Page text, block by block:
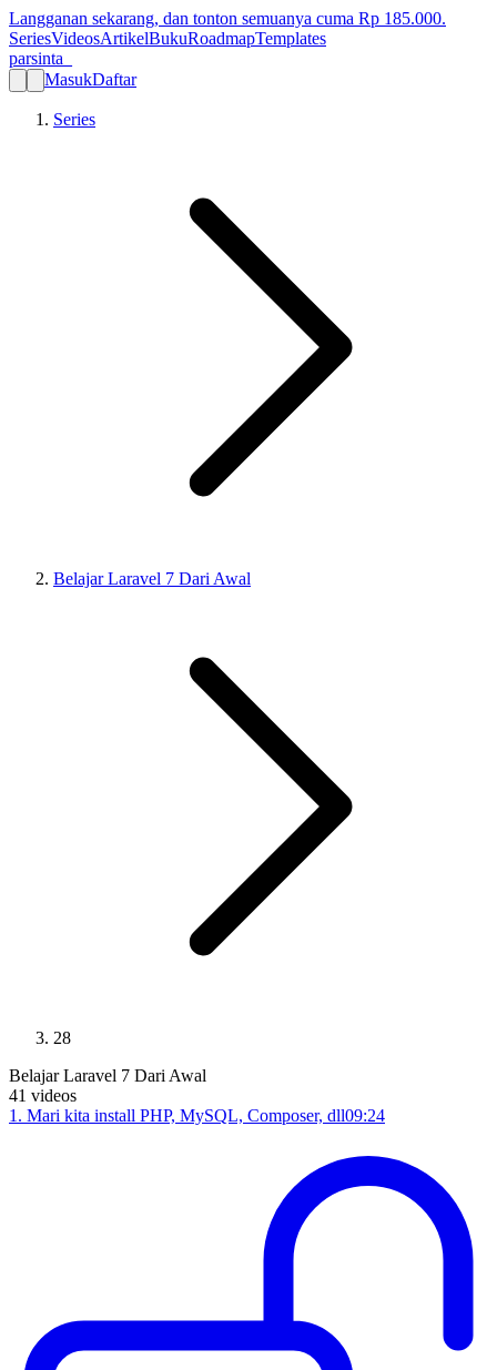
Langganan sekarang, dan tonton semuanya cuma Rp 185.000.
SeriesVideosArtikelBukuRoadmapTemplates
parsinta_
MasukDaftar
Series
Belajar Laravel 7 Dari Awal
28
Belajar Laravel 7 Dari Awal
41 videos
1 . Mari kita install PHP, MySQL, Composer, dll09:24